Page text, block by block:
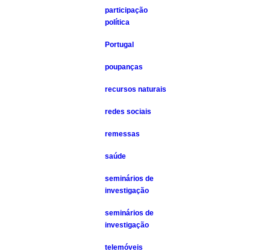
participação
política
Portugal
poupanças
recursos naturais
redes sociais
remessas
saúde
seminários de
investigação
seminários de
investigação
telemóveis